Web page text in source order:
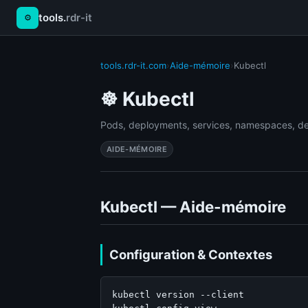
⚙ tools.rdr-it
tools.rdr-it.com›Aide-mémoire›Kubectl
☸️ Kubectl
Pods, deployments, services, namespaces,
AIDE-MÉMOIRE
Kubectl — Aide-mémoire
Configuration & Contextes
kubectl version --client